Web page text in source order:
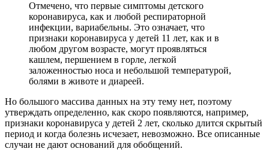
Отмечено, что первые симптомы детского
коронавируса, как и любой респираторной
инфекции, вариабельны. Это означает, что
признаки коронавируса у детей 11 лет, как и в
любом другом возрасте, могут проявляться
кашлем, першением в горле, легкой
заложенностью носа и небольшой температурой,
болями в животе и диареей.
Но большого массива данных на эту тему нет, поэтому
утверждать определенно, как скоро появляются, например,
признаки коронавируса у детей 2 лет, сколько длится скрытый
период и когда болезнь исчезает, невозможно. Все описанные
случаи не дают оснований для обобщений.